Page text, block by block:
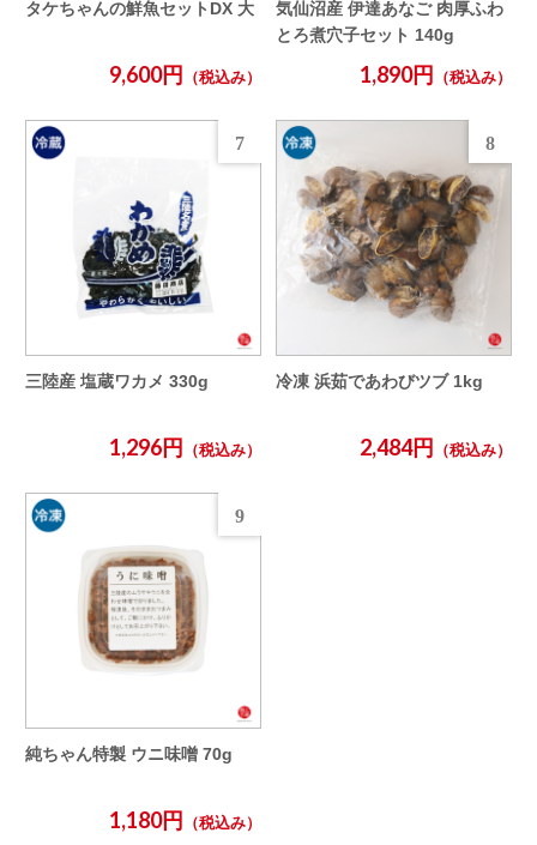
タケちゃんの鮮魚セットDX 大
9,600円 （税込み）
気仙沼産 伊達あなご 肉厚ふわ
とろ煮穴子セット 140g
1,890円 （税込み）
7
三陸産 塩蔵ワカメ 330g
1,296円 （税込み）
8
冷凍 浜茹であわびツブ 1kg
2,484円 （税込み）
9
純ちゃん特製 ウニ味噌 70g
1,180円 （税込み）